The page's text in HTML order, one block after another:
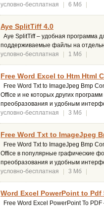
условно-бесплатная
6 Мб
Aye SplitTiff 4.0
Aye SplitTiff – удобная программа
поддерживаемые файлы на
условно-бесплатная
1 Мб
Free Word Excel to Htm Html
Free Word Txt to ImageJpeg Bmp
Office и не которых других
преобразования и удобным
условно-бесплатная
3 Мб
Free Word Txt to ImageJpeg
Free Word Txt to ImageJpeg Bmp
Office в популярные графические
преобразования и удобным
условно-бесплатная
3 Мб
Word Excel PowerPoint to Pdf
Free Word Excel PowerPoint To